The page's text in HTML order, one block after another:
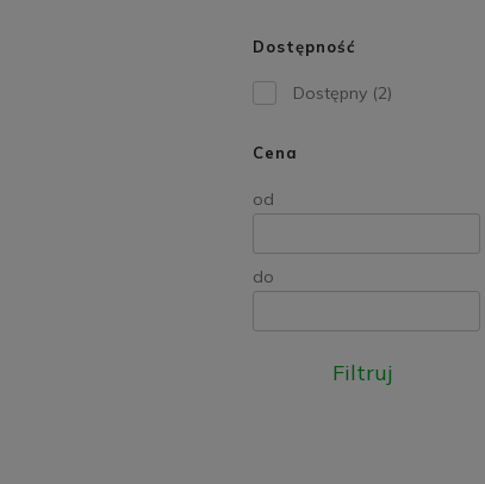
Dostępność
Dostępny (2)
Cena
od
do
Filtruj